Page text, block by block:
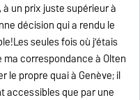
un prix juste supérieur à
décision qui a rendu le
seules fois où j’étais
ma correspondance à Olten
le propre quai à Genève; il
accessibles que par une